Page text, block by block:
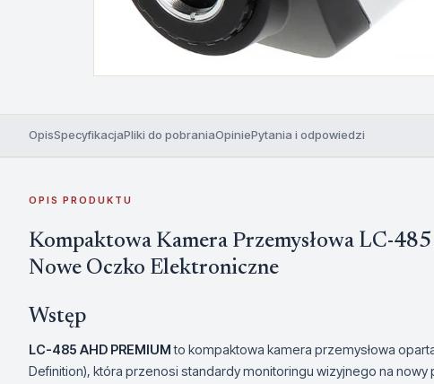
OpisSpecyfikacjaPliki do pobraniaOpiniePytania i odpowiedzi
OPIS PRODUKTU
Kompaktowa Kamera Przemysłowa LC-
Nowe Oczko Elektroniczne
Wstęp
LC-485 AHD PREMIUMto kompaktowa kamera przemysłowa
Definition), która przenosi standardy monitoringu wizyjnego na